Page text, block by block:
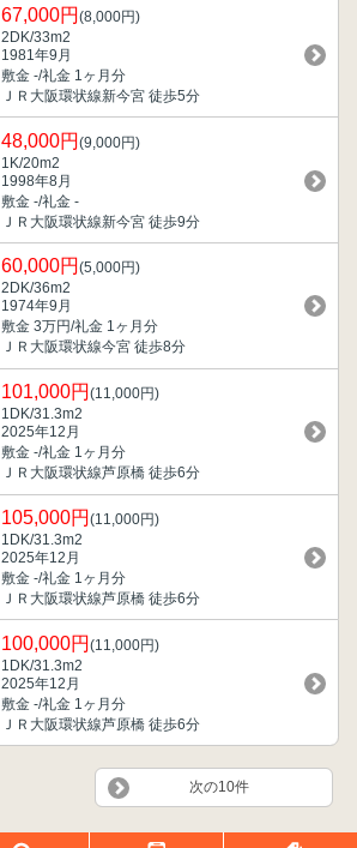
67,000円 (8,000円)
2DK/33m2
1981年9月
敷金 -/礼金 1ヶ月分
ＪＲ大阪環状線新今宮 徒歩5分
48,000円 (9,000円)
1K/20m2
1998年8月
敷金 -/礼金 -
ＪＲ大阪環状線新今宮 徒歩9分
60,000円 (5,000円)
2DK/36m2
1974年9月
敷金 3万円/礼金 1ヶ月分
ＪＲ大阪環状線今宮 徒歩8分
101,000円 (11,000円)
1DK/31.3m2
2025年12月
敷金 -/礼金 1ヶ月分
ＪＲ大阪環状線芦原橋 徒歩6分
105,000円 (11,000円)
1DK/31.3m2
2025年12月
敷金 -/礼金 1ヶ月分
ＪＲ大阪環状線芦原橋 徒歩6分
100,000円 (11,000円)
1DK/31.3m2
2025年12月
敷金 -/礼金 1ヶ月分
ＪＲ大阪環状線芦原橋 徒歩6分
次の10件